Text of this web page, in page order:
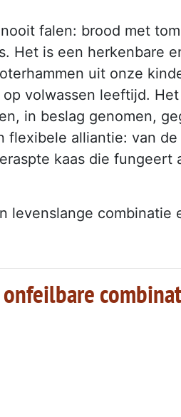
falen: brood met
Het is een herkenbare
uit onze
volwassen leeftijd.
in beslag genomen,
flexibele alliantie: van
kaas die fungeert
levenslange